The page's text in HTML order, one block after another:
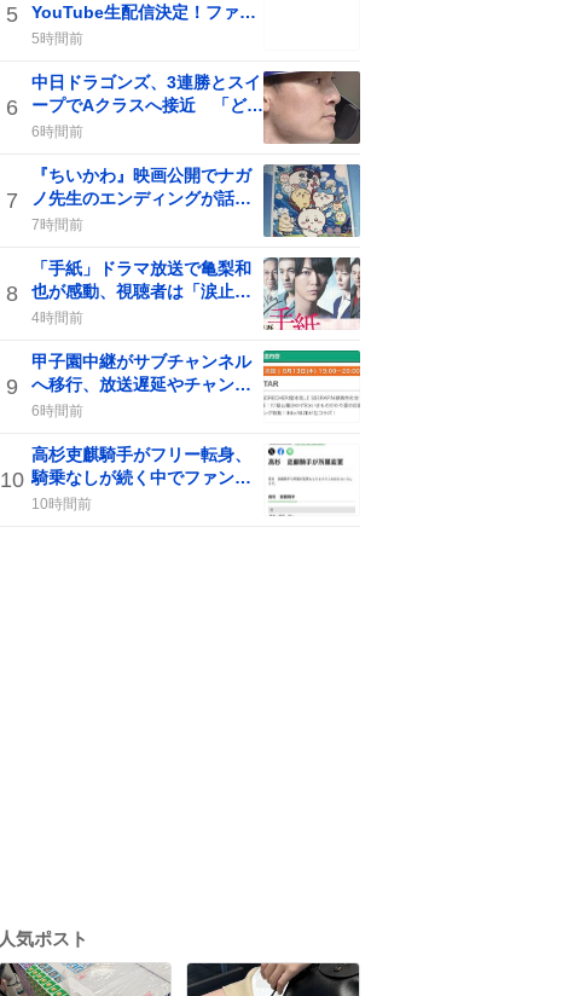
5
YouTube生配信決定！ファン
歓喜の“やったー”が止まらな
5時間前
6
中日ドラゴンズ、3連勝とスイ
ープでAクラスへ接近 「どら
ほー！」と歓喜の声が広が
こる
6時間前
7
『ちいかわ』映画公開でナガ
ノ先生のエンディングが話題
に、ファンは「楽しかった」
7時間前
8
「手紙」ドラマ放送で亀梨和
也が感動、視聴者は「涙止ま
らん」や「胸が苦しい」声が
4時間前
9
甲子園中継がサブチャンネル
へ移行、放送遅延やチャンネ
ル変更で視聴者は「変だ」
6時間前
10
高杉吏麒騎手がフリー転身、
騎乗なしが続く中でファンの
間に疑問の声が上がる
10時間前
人気ポスト